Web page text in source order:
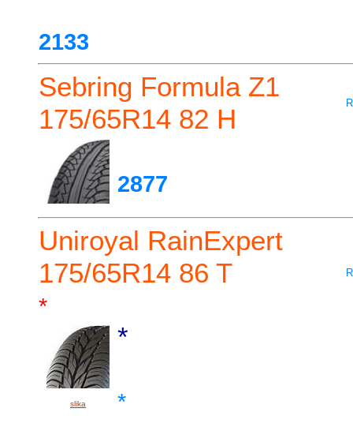
2133
Sebring Formula Z1
175/65R14 82 H
2877
Uniroyal RainExpert
175/65R14 86 T
*
slika
*
*